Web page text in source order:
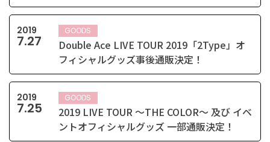
2019
7.27
GOODS
Double Ace LIVE TOUR 2019「2Type」オ
フィシャルグッズ事後通販決定！
2019
7.25
GOODS
2019 LIVE TOUR ～THE COLOR～ 及び イベ
ントオフィシャルグッズ 一部通販決定！